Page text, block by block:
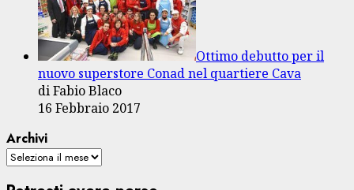
Ottimo debutto per il
nuovo superstore Conad nel quartiere Cava
di Fabio Blaco
16 Febbraio 2017
Archivi